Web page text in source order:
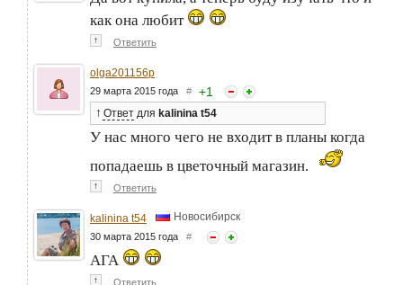
как она любит
↑ Ответить
olga201156p
29 марта 2015 года # +1
↑ Ответ для kalinina t54
У нас много чего не входит в планы когда
попадаешь в цветочный магазин.
↑ Ответить
kalinina t54 Новосибирск
30 марта 2015 года #
АГА
↑ Ответить